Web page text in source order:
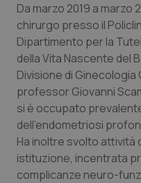
Toscana
Umbria
Valle D’Aosta
Veneto
Obesità
Oftalmologia
Oncoematologia
Oncologia &
Da marzo 2019 a marzo
chirurgo presso il
Dipartimento per la
della Vita Nascente del
Divisione di
professor Giovanni
si è occupato
dell’endometriosi
Ha inoltre svolto attività
istituzione, incentrata
complicanze neuro-